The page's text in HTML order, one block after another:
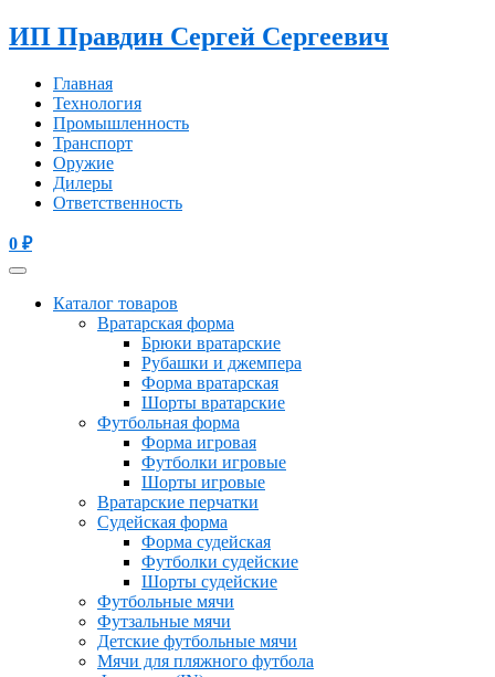
ИП Правдин Сергей Сергеевич
Главная
Технология
Промышленность
Транспорт
Оружие
Дилеры
Ответственность
0 ₽
Каталог товаров
Вратарская форма
Брюки вратарские
Рубашки и джемпера
Форма вратарская
Шорты вратарские
Футбольная форма
Форма игровая
Футболки игровые
Шорты игровые
Вратарские перчатки
Судейская форма
Форма судейская
Футболки судейские
Шорты судейские
Футбольные мячи
Футзальные мячи
Детские футбольные мячи
Мячи для пляжного футбола